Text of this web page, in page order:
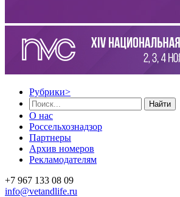
Рубрики>
Найти
О нас
Россельхознадзор
Партнеры
Архив номеров
Рекламодателям
+7 967 133 08 09
info@vetandlife.ru